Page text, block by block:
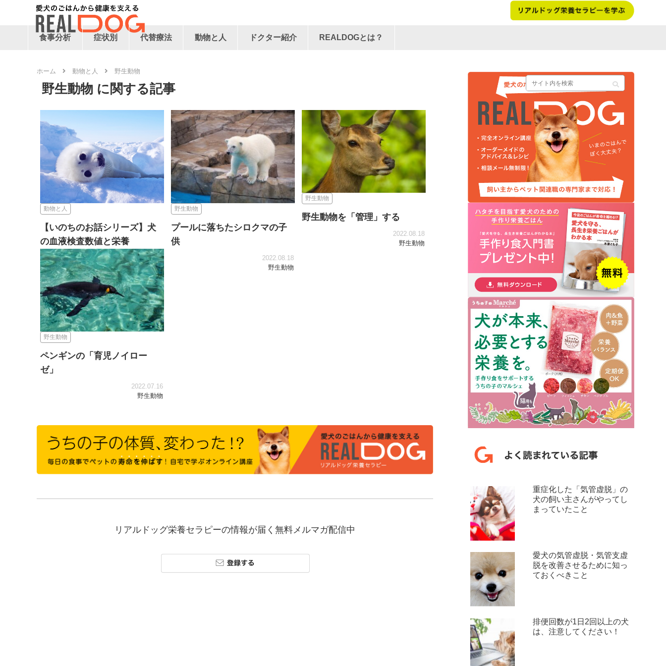
食事分析 症状別 代替療法 動物と人 ドクター紹介 REALDOGとは？
ホーム 動物と人 野生動物
野生動物
動物と人
【いのちのお話シリーズ】犬
の血液検査数値と栄養
2025.08.01
動物と人 野生動物
野生動物
プールに落ちたシロクマの子
供
2022.08.18
野生動物
野生動物
野生動物を「管理」する
2022.08.18
野生動物
野生動物
ペンギンの「育児ノイロー
ゼ」
2022.07.16
野生動物
リアルドッグ栄養セラピーの情報が届く無料メルマガ配信中
重症化した「気管虚脱」の
犬の飼い主さんがやってし
まっていたこと
愛犬の気管虚脱・気管支虚
脱を改善させるために知っ
ておくべきこと
排便回数が1日2回以上の犬
は、注意してください！